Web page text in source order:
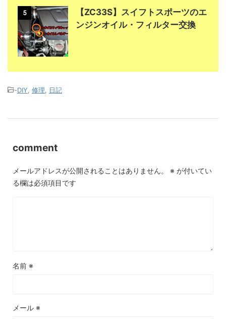
5
【ZC33S】スイフトスポーツのエ
ンジンオイル・フィルター交換
-DIY 修理 日記
comment
メールアドレスが公開されることはありません。 ※ が付いてい
る欄は必須項目です
名前 ※
メール ※